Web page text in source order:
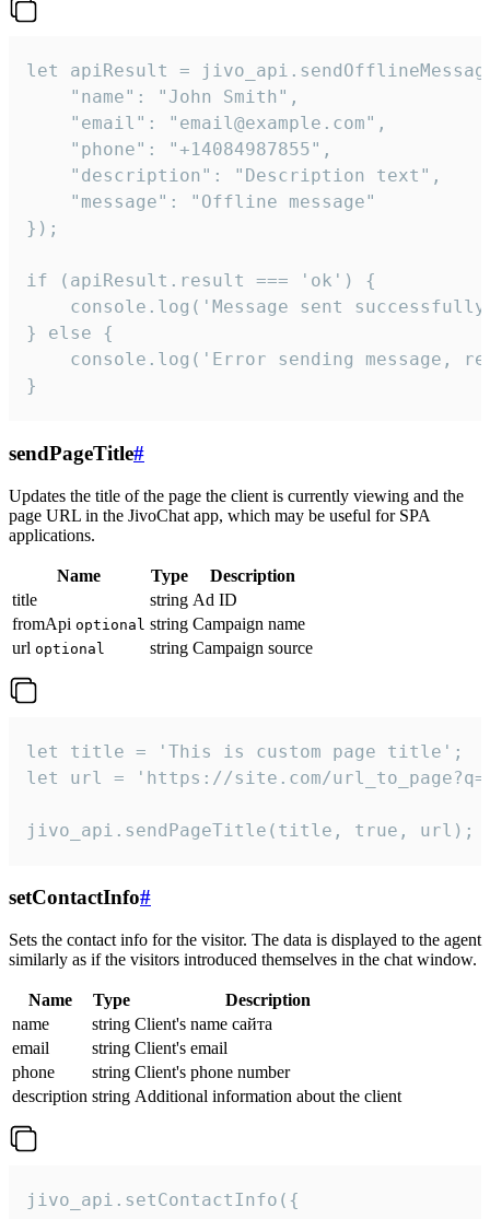
let apiResult =
    "name": "John Smith",
    "email": "email@example.com",
    "phone": "+14084987855",
    "description": "Description text",
    "message": "Offline message"
});
if (apiResult.result === 'ok') {
console.log('Message sent
} else {
console.log('Error sending message,
}
sendPageTitle#
Updates the title of the page the client is currently viewing and the
page URL in the JivoChat app, which may be useful for SPA
applications.
Name Type
Description
title
string Ad ID
fromApi optional string Campaign name
url optional string Campaign source
let title = 'This is custom page title';
let url = 'https://site.com/
jivo_api.sendPageTitle(title, true, url);
setContactInfo#
Sets the contact info for the visitor. The data is displayed to the agent
similarly as if the visitors introduced themselves in the chat window.
Name Type
Description
name
string Client's name сайта
email
string Client's email
phone
string Client's phone number
description string Additional information about the client
jivo_api.setContactInfo({